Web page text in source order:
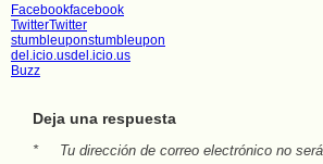
Facebookfacebook
TwitterTwitter
stumbleuponstumbleupon
del.icio.usdel.icio.us
Buzz
Deja una respuesta
Tu dirección de correo electrónico no
*